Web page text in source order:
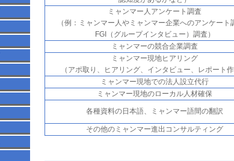
ミャンマー人アンケート調査
（例：ミャンマー人やミャンマー企業へのアンケート
FGI（グループインタビュー）調査）
ミャンマーの競合企業調査
ミャンマー現地ヒアリング
（アポ取り、ヒアリング、インタビュー、レポート作
ミャンマー現地での法人設立代行
ミャンマー現地のローカル人材確保
各種資料の日本語、ミャンマー語間の翻訳
その他のミャンマー進出コンサルティング